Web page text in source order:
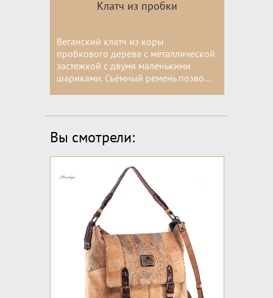
Клатч из пробки
Веганский клатч из коры
пробкового дерева с металлической
застежкой с двумя маленькими
шариками. Съёмный ремень позво...
Цвета:
Вы смотрели: